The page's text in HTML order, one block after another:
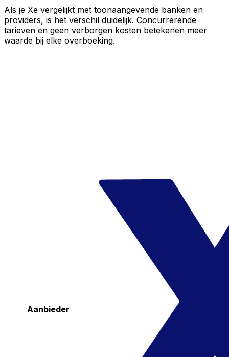
Als je Xe vergelijkt met toonaangevende banken en
providers, is het verschil duidelijk. Concurrerende
tarieven en geen verborgen kosten betekenen meer
waarde bij elke overboeking.
Aanbieder